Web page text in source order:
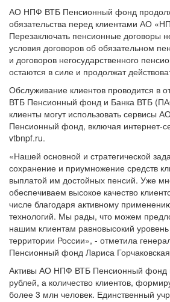
АО НПФ ВТБ Пенсионный фонд
обязательства перед клиентами АО
Перезаключать пенсионные договоры
условия договоров об обязательном
и договоров негосударственного
остаются в силе и продолжат
Обслуживание клиентов проводится в
ВТБ Пенсионный фонд и Банка ВТБ
клиенты могут использовать сервисы
Пенсионный фонд, включая интернет-
vtbnpf.ru.
«Нашей основной и стратегической
сохранение и приумножение средств
выплатой им достойных пенсий. Уже
обеспечиваем высокое качество
числе благодаря активному
технологий. Мы рады, что можем
нашим клиентам равновысокий
территории России», - отметила
Пенсионный фонд Лариса
Активы АО НПФ ВТБ Пенсионный фонд
рублей, а количество клиентов,
более 3 млн человек. Единственный